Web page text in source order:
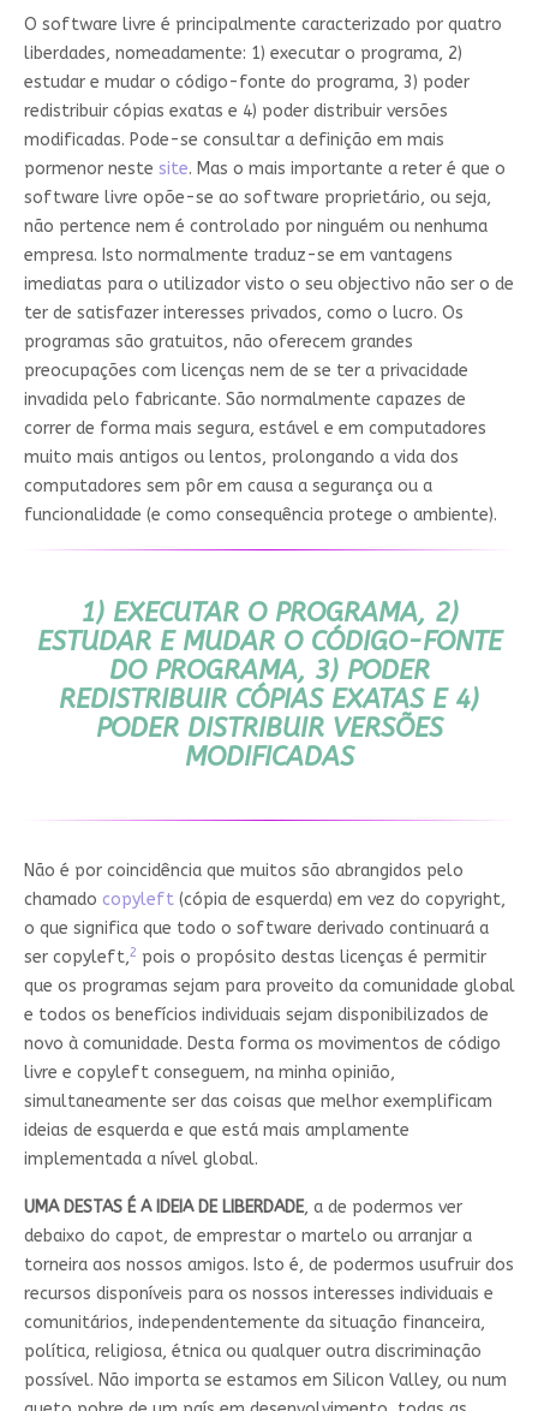
O software livre é principalmente caracterizado por quatro
liberdades, nomeadamente: 1) executar o programa, 2)
estudar e mudar o código-fonte do programa, 3) poder
redistribuir cópias exatas e 4) poder distribuir versões
modificadas. Pode-se consultar a definição em mais
pormenor neste site. Mas o mais importante a reter é que o
software livre opõe-se ao software proprietário, ou seja,
não pertence nem é controlado por ninguém ou nenhuma
empresa. Isto normalmente traduz-se em vantagens
imediatas para o utilizador visto o seu objectivo não ser o de
ter de satisfazer interesses privados, como o lucro. Os
programas são gratuitos, não oferecem grandes
preocupações com licenças nem de se ter a privacidade
invadida pelo fabricante. São normalmente capazes de
correr de forma mais segura, estável e em computadores
muito mais antigos ou lentos, prolongando a vida dos
computadores sem pôr em causa a segurança ou a
funcionalidade (e como consequência protege o ambiente).
1) EXECUTAR O PROGRAMA, 2)
ESTUDAR E MUDAR O CÓDIGO-FONTE
DO PROGRAMA, 3) PODER
REDISTRIBUIR CÓPIAS EXATAS E 4)
PODER DISTRIBUIR VERSÕES
MODIFICADAS
Não é por coincidência que muitos são abrangidos pelo
chamado copyleft(cópia de esquerda) em vez do copyright,
o que significa que todo o software derivado continuará a
ser copyleft,2 pois o propósito destas licenças é permitir
que os programas sejam para proveito da comunidade global
e todos os benefícios individuais sejam disponibilizados de
novo à comunidade. Desta forma os movimentos de código
livre e copyleft conseguem, na minha opinião,
simultaneamente ser das coisas que melhor exemplificam
ideias de esquerda e que está mais amplamente
implementada a nível global.
UMA DESTAS É A IDEIA DE LIBERDADE, a de podermos ver
debaixo do capot, de emprestar o martelo ou arranjar a
torneira aos nossos amigos. Isto é, de podermos usufruir dos
recursos disponíveis para os nossos interesses individuais e
comunitários, independentemente da situação financeira,
política, religiosa, étnica ou qualquer outra discriminação
possível. Não importa se estamos em Silicon Valley, ou num